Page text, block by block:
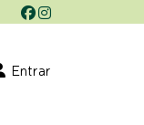
Entrar